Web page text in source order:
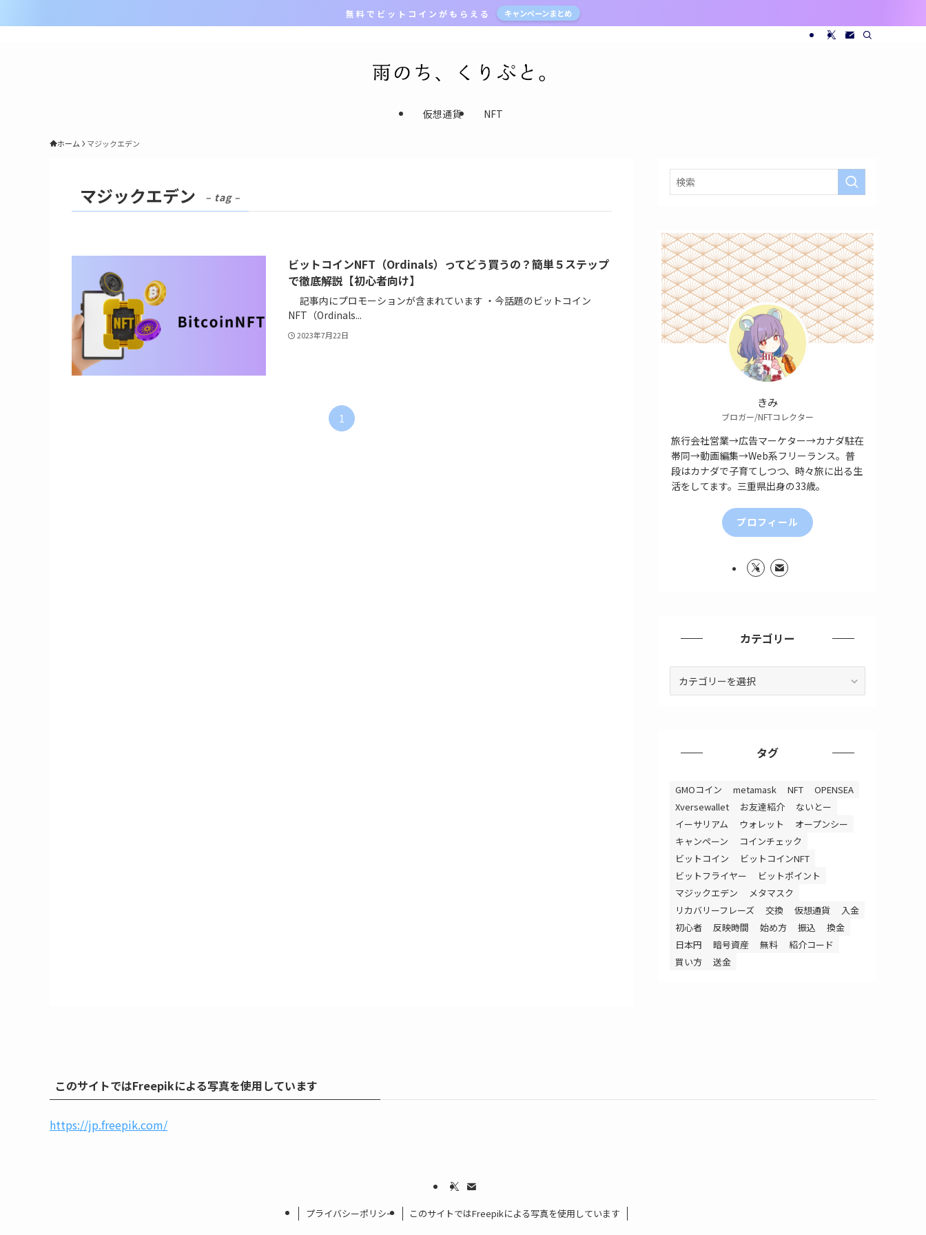
無 料 で ビ ッ ト コ イ ン が も ら え る キャンペーンまとめ
仮想通貨 NFT
ホーム マジックエデン
マジックエデン – tag –
ビットコインNFT（Ordinals）ってどう買うの？簡単５ステップ
で徹底解説【初心者向け】
記事内にプロモーションが含まれています ・今話題のビットコイン
NFT（Ordinals...
2023年7月22日
1
きみ
ブロガー/NFTコレクター
旅行会社営業→広告マーケター→カナダ駐在
帯同→動画編集→Web系フリーランス。普
段はカナダで子育てしつつ、時々旅に出る生
活をしてます。三重県出身の33歳。
プロフィール
カテゴリー
タグ
GMOコイン metamask NFT
OPENSEA
Xversewallet
お友達紹介
ないとー
イーサリアム
ウォレット
オープンシー
キャンペーン
コインチェック
ビットコイン
ビットコインNFT
ビットフライヤー
ビットポイント
マジックエデン
メタマスク
リカバリーフレーズ
交換 仮想通貨
入金
初心者
反映時間 始め方 振込
換金
日本円
暗号資産 無料
紹介コード
買い方
送金
このサイトではFreepikによる写真を使用しています
https://jp.freepik.com/
プライバシーポリシー このサイトではFreepikによる写真を使用しています